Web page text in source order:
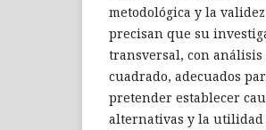
metodológica y la
precisan que su
transversal, con
cuadrado, adecuados
pretender establecer
alternativas y la utilidad